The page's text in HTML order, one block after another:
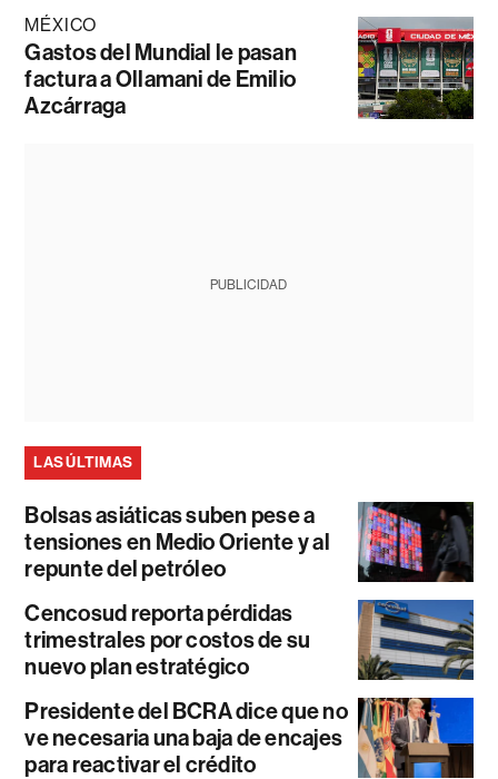
MÉXICO
Gastos del Mundial le pasan
factura a Ollamani de Emilio
Azcárraga
PUBLICIDAD
LAS ÚLTIMAS
Bolsas asiáticas suben pese a
tensiones en Medio Oriente y al
repunte del petróleo
Cencosud reporta pérdidas
trimestrales por costos de su
nuevo plan estratégico
Presidente del BCRA dice que no
ve necesaria una baja de encajes
para reactivar el crédito